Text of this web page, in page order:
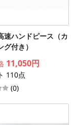
速ハンドピース（カ
グ付き）
11,050円
110点
(0)